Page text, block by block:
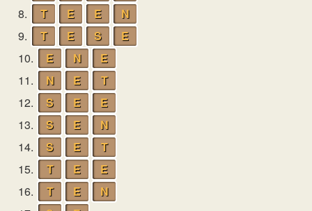
8.
T E E
N
9.
T E S
E
10.
E N
E
11.
N E
T
12.
S E
E
13.
S E
N
14.
S E
T
15.
T E
E
16.
T E
N